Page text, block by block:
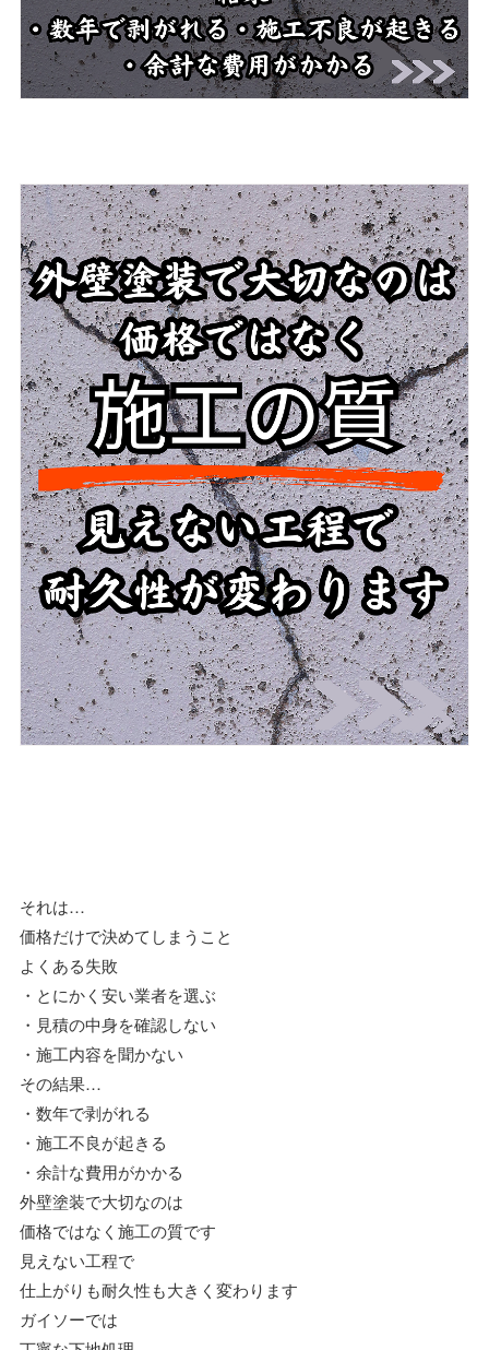
それは…
価格だけで決めてしまうこと
よくある失敗
・とにかく安い業者を選ぶ
・見積の中身を確認しない
・施工内容を聞かない
その結果…
・数年で剥がれる
・施工不良が起きる
・余計な費用がかかる
外壁塗装で大切なのは
価格ではなく施工の質です
見えない工程で
仕上がりも耐久性も大きく変わります
ガイソーでは